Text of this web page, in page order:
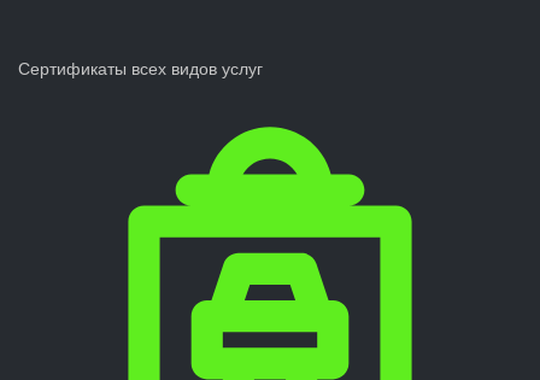
Сертификаты всех видов услуг